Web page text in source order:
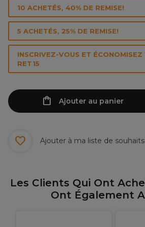
10 ACHETÉS, 40% DE REMISE!
5 ACHETÉS, 25% DE REMISE!
INSCRIVEZ-VOUS ET ÉCONOMISEZ
RET15
Ajouter au panier
Ajouter à ma liste de souhaits
Les Clients Qui Ont
Ont Également